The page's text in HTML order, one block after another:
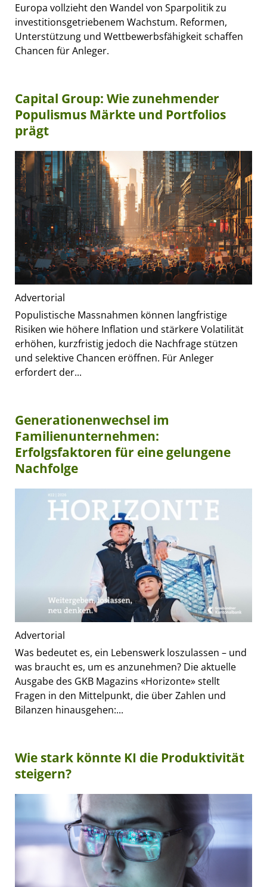
Europa vollzieht den Wandel von Sparpolitik zu
investitionsgetriebenem Wachstum. Reformen,
Unterstützung und Wettbewerbsfähigkeit schaffen
Chancen für Anleger.
Capital Group: Wie zunehmender
Populismus Märkte und Portfolios
prägt
Advertorial
Populistische Massnahmen können langfristige
Risiken wie höhere Inflation und stärkere Volatilität
erhöhen, kurzfristig jedoch die Nachfrage stützen
und selektive Chancen eröffnen. Für Anleger
erfordert der...
Generationenwechsel im
Familienunternehmen:
Erfolgsfaktoren für eine gelungene
Nachfolge
Advertorial
Was bedeutet es, ein Lebenswerk loszulassen – und
was braucht es, um es anzunehmen? Die aktuelle
Ausgabe des GKB Magazins «Horizonte» stellt
Fragen in den Mittelpunkt, die über Zahlen und
Bilanzen hinausgehen:...
Wie stark könnte KI die Produktivität
steigern?